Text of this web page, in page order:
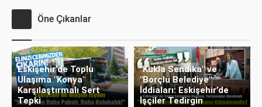
Öne Çıkanlar
Eskişehir’de Toplu
Ulaşıma "Konya"
Karşılaştırmalı Sert
Tepki
"Kukla Sendika" ve
"Borçlu Belediye"
İddiaları: Eskişehir’de
İşçiler Tedirgin